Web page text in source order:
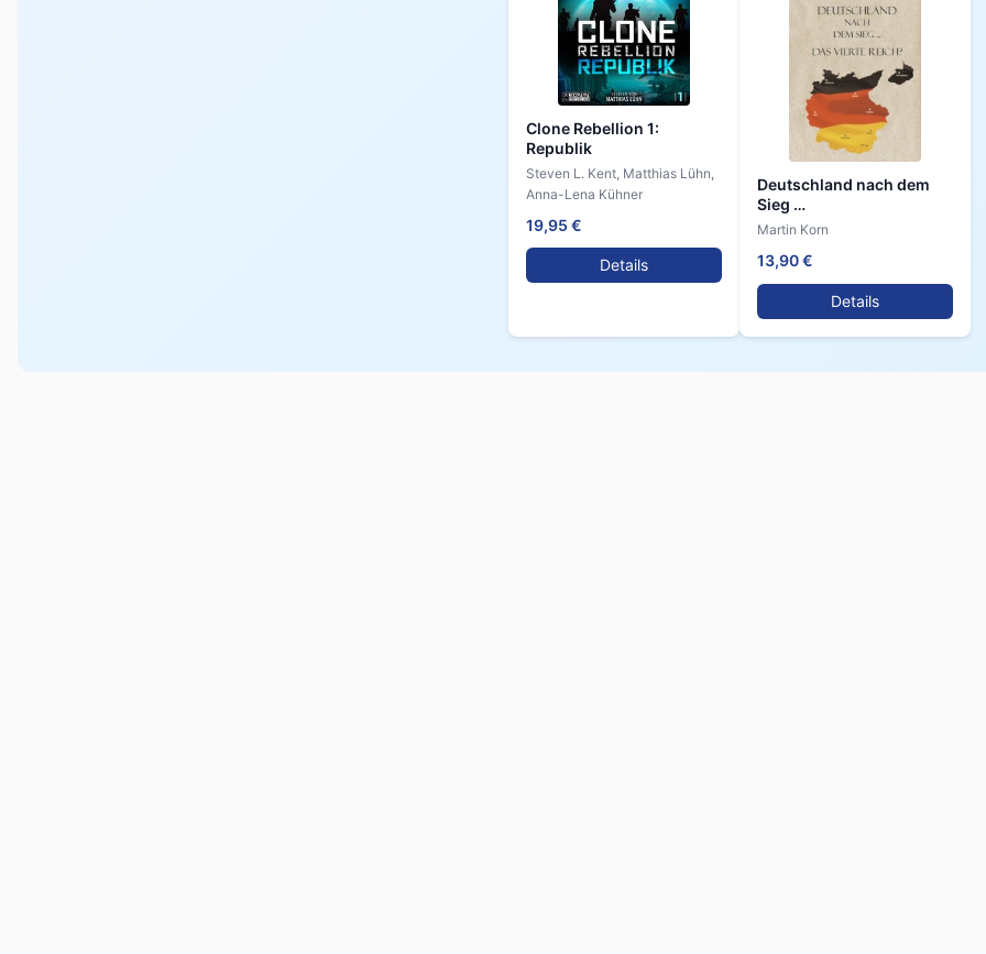
Clone Rebellion 1:
Republik
Steven L. Kent, Matthias Lühn,
Anna-Lena Kühner
19,95 €
Details
Deutschland nach dem
Sieg …
Martin Korn
13,90 €
Details